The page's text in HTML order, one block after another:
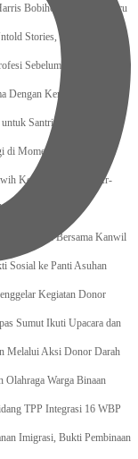
Bobihoe : Tonggak Baru
Stories, Irene Umar :
Sebelum Lebaran
Dengan Kemenbud
Santri Produktif
di Momen Ramadan
Keliling di Masjid Ar-
Lewat Bansos
Teweh Bersama Kanwil
Sosial ke Panti Asuhan
Kegiatan Donor
Sumut Ikuti Upacara dan
Melalui Aksi Donor Darah
Warga Binaan
TPP Integrasi 16 WBP
Imigrasi, Bukti Pembinaan